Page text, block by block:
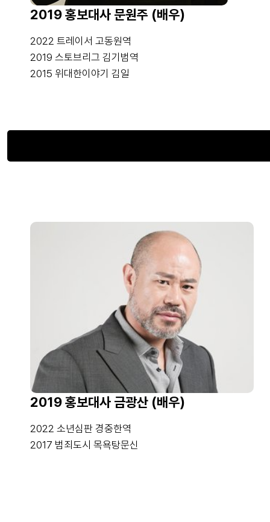
2019 홍보대사 문원주 (배우)
2022 트레이서 고동원역
2019 스토브리그 김기범역
2015 위대한이야기 김일
2019 홍보대사 금광산 (배우)
2022 소년심판 경중한역
2017 범죄도시 목욕탕문신